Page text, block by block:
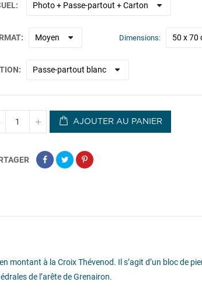
Dimensions
AJOUTER AU PANIER
à la Croix Thévenod. Il s’agit d’un bloc de
de l’arête de Grenairon.